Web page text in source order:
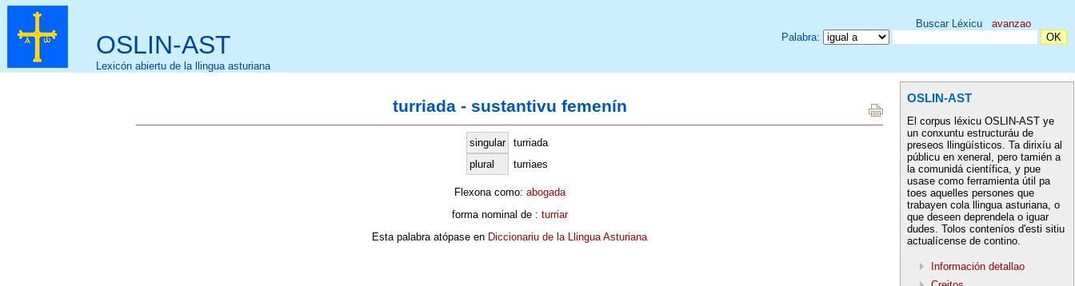
OSLIN-AST
Lexicón abiertu de la llingua asturiana
Buscar Léxicu avanzao
Palabra:
turriada - sustantivu femenín
singular
turriada
plural
turriaes
Flexona como: abogada
forma nominal de : turriar
Esta palabra atópase en Diccionariu de la Llingua Asturiana
OSLIN-AST
El corpus léxicu OSLIN-AST ye
un conxuntu estructuráu de
preseos llingüísticos. Ta dirixíu al
públicu en xeneral, pero tamién a
la comunidá científica, y pue
usase como ferramienta útil pa
toes aquelles persones que
trabayen cola llingua asturiana, o
que deseen deprendela o iguar
dudes. Tolos conteníos d'esti sitiu
actualícense de contino.
Información detallao